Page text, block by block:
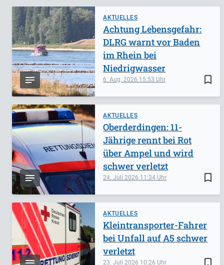
AKTUELLES
bookmark_border
6. Aug. 2026 15:53
Achtung Lebensgefahr:
DLRG warnt vor Baden
im Rhein bei
Niedrigwasser
AKTUELLES
bookmark_border
24. Juli 2026 11:34
Oberderdingen: 11-
Jährige rennt bei Rot
über Ampel und wird
schwer verletzt
AKTUELLES
bookmark_border
23. Juli 2026 10:26
Kleintransporter-Fahrer
bei Unfall auf A5 schwer
verletzt